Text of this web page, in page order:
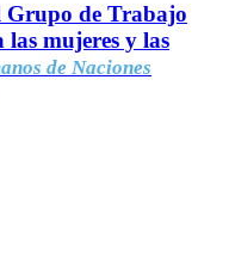
Grupo de Trabajo
mujeres y las
de Naciones